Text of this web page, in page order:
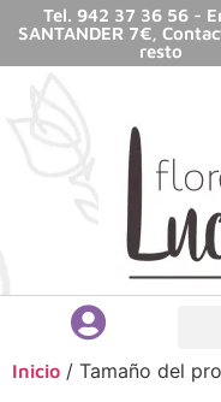
Tel. 942 37 36 56 -
SANTANDER 7€,
resto
Inicio / Tamaño del